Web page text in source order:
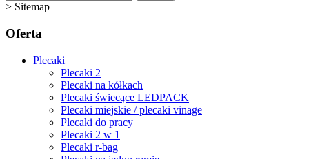
> Sitemap
Oferta
Plecaki
Plecaki 2
Plecaki na kółkach
Plecaki świecące LEDPACK
Plecaki miejskie / plecaki vinage
Plecaki do pracy
Plecaki 2 w 1
Plecaki r-bag